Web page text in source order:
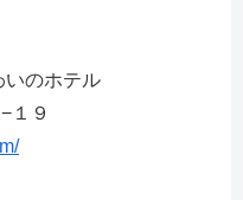
いのホテル
１９